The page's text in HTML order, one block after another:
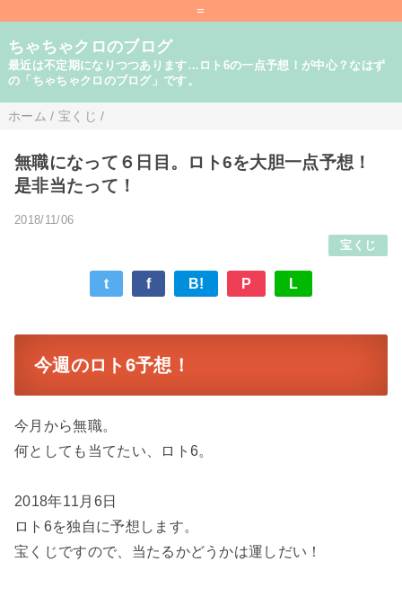
=
ちゃちゃクロのブログ
最近は不定期になりつつあります…ロト6の一点予想！が中心？なはず
の「ちゃちゃクロのブログ」です。
ホーム / 宝くじ /
無職になって６日目。ロト6を大胆一点予想！
是非当たって！
2018/11/06
宝くじ
t f B! P L
今週のロト6予想！
今月から無職。
何としても当てたい、ロト6。
2018年11月6日
ロト6を独自に予想します。
宝くじですので、当たるかどうかは運しだい！